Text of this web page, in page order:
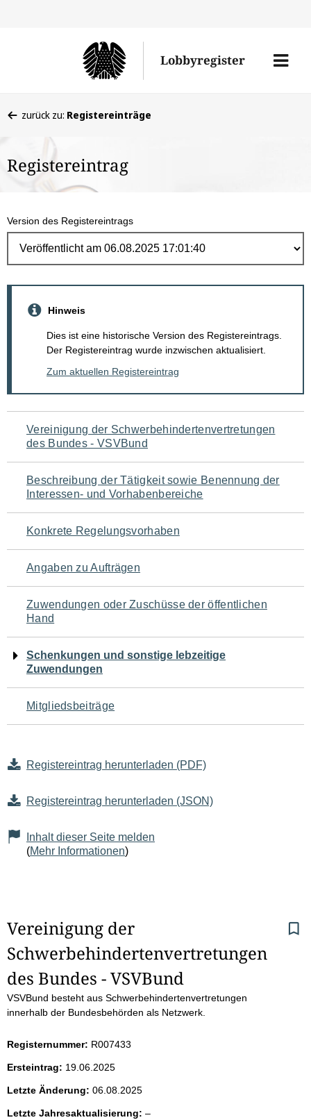
Lobbyregister
Menü
befinden
hier:
zurück zu: Registereinträge
Registereintrag
Version des Registereintrags
Hinweis
Dies ist eine historische Version des Registereintrags.
Der Registereintrag wurde inzwischen aktualisiert.
Zum aktuellen Registereintrag
Navigation
für
den
Seiteninhalt
Vereinigung der Schwerbehindertenvertretungen
des Bundes - VSVBund
Beschreibung der Tätigkeit sowie Benennung der
Interessen- und Vorhabenbereiche
Konkrete Regelungsvorhaben
Angaben zu Aufträgen
Zuwendungen oder Zuschüsse der öffentlichen
Hand
Schenkungen und sonstige lebzeitige
Zuwendungen
Mitgliedsbeiträge
Registereintrag herunterladen (PDF)
Registereintrag herunterladen (JSON)
Inhalt dieser Seite melden
(Mehr Informationen)
S
e
i
t
e
n
i
Vereinigung der
Schwerbehindertenvertretungen
des Bundes - VSVBund
VSVBund besteht aus Schwerbehindertenvertretungen
innerhalb der Bundesbehörden als Netzwerk.
Registernummer: R007433
Ersteintrag: 19.06.2025
Letzte Änderung: 06.08.2025
Letzte Jahresaktualisierung: –l